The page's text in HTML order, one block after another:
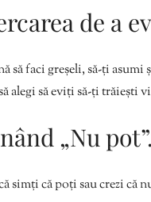
de a
să faci greșeli, să-ți
alegi să eviți să-ți trăiești
„Nu pot”.
simți că poți sau crezi că